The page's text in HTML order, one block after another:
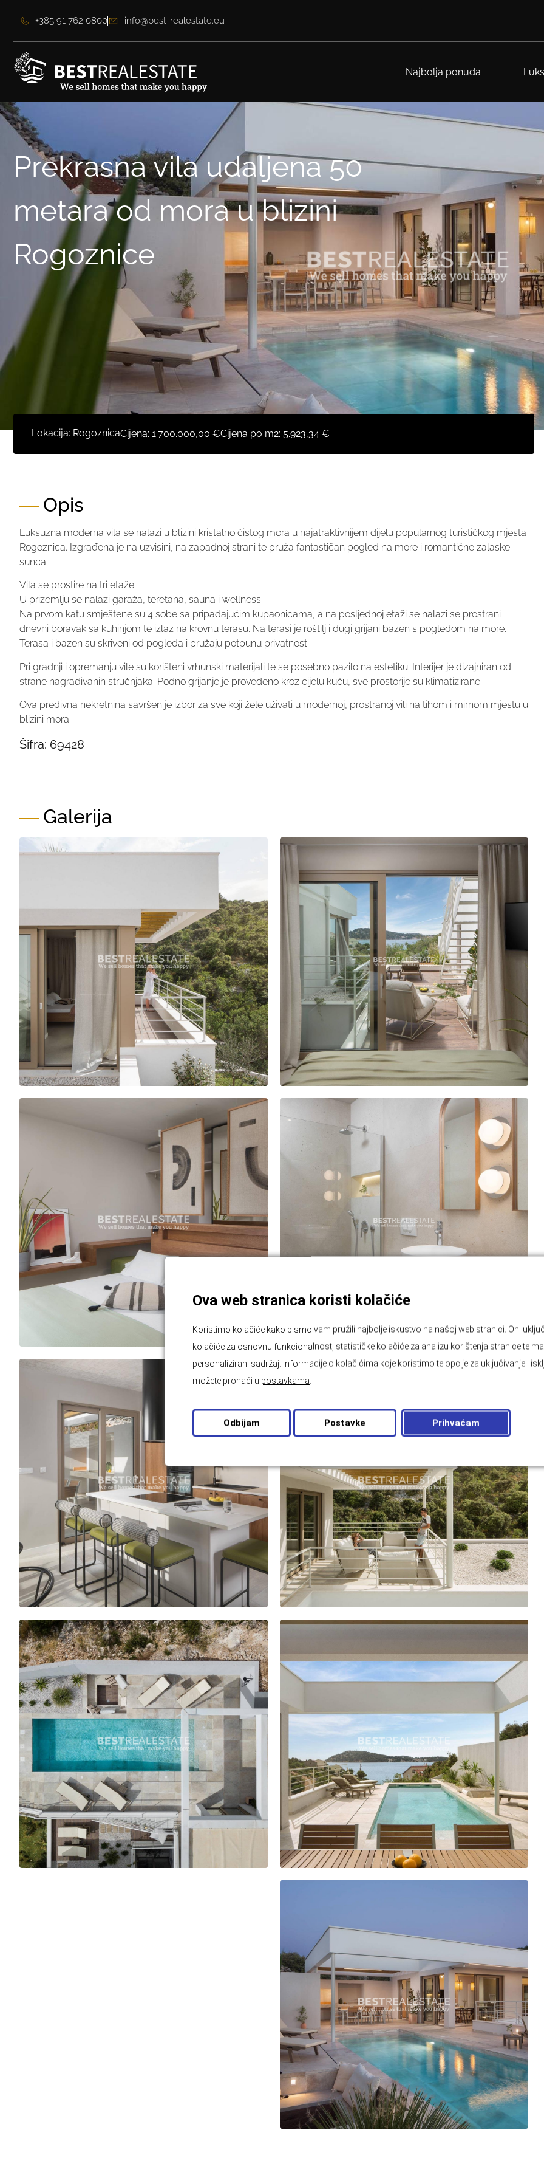
+385 91 762 0800 info@best-realestate.eu
Najbolja ponuda
Prekrasna vila udaljena 50
metara od mora u blizini
Rogoznice
Lokacija: RogoznicaCijena: 1.700.000,00 €Cijena po m2: 5.923,34 €
Opis
Luksuzna moderna vila se nalazi u blizini kristalno čistog mora u najatraktivnijem dijelu popularnog turističkog mjesta
Rogoznica. Izgrađena je na uzvisini, na zapadnoj strani te pruža fantastičan pogled na more i romantične zalaske
sunca.
Vila se prostire na tri etaže.
U prizemlju se nalazi garaža, teretana, sauna i wellness.
Na prvom katu smještene su 4 sobe sa pripadajućim kupaonicama, a na posljednoj etaži se nalazi se prostrani
dnevni boravak sa kuhinjom te izlaz na krovnu terasu. Na terasi je roštilj i dugi grijani bazen s pogledom na more.
Terasa i bazen su skriveni od pogleda i pružaju potpunu privatnost.
Pri gradnji i opremanju vile su korišteni vrhunski materijali te se posebno pazilo na estetiku. Interijer je dizajniran od
strane nagrađivanih stručnjaka. Podno grijanje je provedeno kroz cijelu kuću, sve prostorije su klimatizirane.
Ova predivna nekretnina savršen je izbor za sve koji žele uživati u modernoj, prostranoj vili na tihom i mirnom mjestu u
blizini mora.
Šifra: 69428
Galerija
Ova web stranica koristi kolačiće
Koristimo kolačiće kako bismo vam pružili najbolje iskustvo na našoj web stranici. Oni
kolačiće za osnovnu funkcionalnost, statističke kolačiće za analizu korištenja stranice te
personalizirani sadržaj. Informacije o kolačićima koje koristimo te opcije za uključivanje i
možete pronaći u postavkama
Prihvaćam
Odbijam Postavke